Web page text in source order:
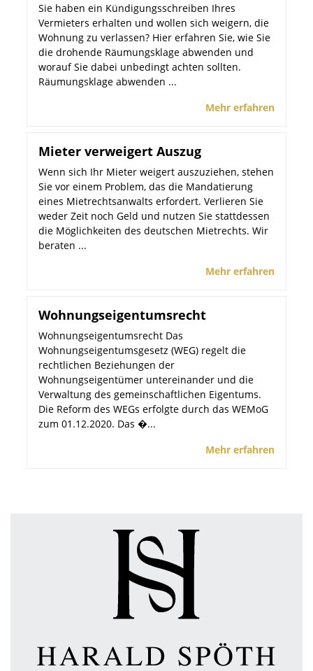
Sie haben ein Kündigungsschreiben Ihres
Vermieters erhalten und wollen sich weigern, die
Wohnung zu verlassen? Hier erfahren Sie, wie Sie
die drohende Räumungsklage abwenden und
worauf Sie dabei unbedingt achten sollten.
Räumungsklage abwenden ...
Mehr erfahren
Mieter verweigert Auszug
Wenn sich Ihr Mieter weigert auszuziehen, stehen
Sie vor einem Problem, das die Mandatierung
eines Mietrechtsanwalts erfordert. Verlieren Sie
weder Zeit noch Geld und nutzen Sie stattdessen
die Möglichkeiten des deutschen Mietrechts. Wir
beraten ...
Mehr erfahren
Wohnungseigentumsrecht
Wohnungseigentumsrecht Das
Wohnungseigentumsgesetz (WEG) regelt die
rechtlichen Beziehungen der
Wohnungseigentümer untereinander und die
Verwaltung des gemeinschaftlichen Eigentums.
Die Reform des WEGs erfolgte durch das WEMoG
zum 01.12.2020. Das �...
Mehr erfahren